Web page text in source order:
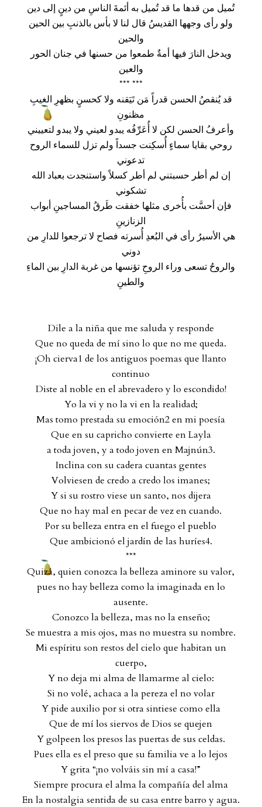
تُميل من قدها ما قد تُميل به أئمةَ الناسِ من دينٍ إلى دين
ولو رأى وجهها القديسُ قال لنا لا بأس بالذنبِ بين الحين
والحين
ويدخل النارَ فيها أمةٌ طمعوا من حسنها في جنان الحور
والعين
*** ***
قد يُنقصُ الحسن قدراً مَن تَيَقنه ولا كحسنٍ بظهرِ الغيبِ
مظنونِ
وأعرفُ الحسن لكن لا أُعَرِّفُه يبدو لعيني ولا يبدو لتعييني
روحي بقايا سماءٍ أُسكِنت جسداً ولم تزل للسماء الروح
تدعوني
إن لم أطر حسبتني لم أطر كسلاً واستنجدت بعباد الله
تشكوني
فإن أحسَّت بأُخرى مثلها خفقت طَرقُ المساجينِ أبواب
الزنازينِ
هي الأسيرُ رأى في البُعدِ أُسرته فصاح لا ترجعوا للدارِ من
دوني
والروحُ تسعى وراء الروحِ تؤنسها من غربة الدارِ بين الماءِ
والطينِ
Dile a la niña que me saluda y responde
Que no queda de mí sino lo que no me queda.
¡Oh cierva1 de los antiguos poemas que llanto
continuo
Diste al noble en el abrevadero y lo escondido!
Yo la vi y no la vi en la realidad;
Mas tomo prestada su emoción2 en mi poesía
Que en su capricho convierte en Layla
a toda joven, y a todo joven en Majnún3.
Inclina con su cadera cuantas gentes
Volviesen de credo a credo los imanes;
Y si su rostro viese un santo, nos dijera
Que no hay mal en pecar de vez en cuando.
Por su belleza entra en el fuego el pueblo
Que ambicionó el jardín de las huríes4.
***
Quizá, quien conozca la belleza aminore su valor,
pues no hay belleza como la imaginada en lo
ausente.
Conozco la belleza, mas no la enseño;
Se muestra a mis ojos, mas no muestra su nombre.
Mi espíritu son restos del cielo que habitan un
cuerpo,
Y no deja mi alma de llamarme al cielo:
Si no volé, achaca a la pereza el no volar
Y pide auxilio por si otra sintiese como ella
Que de mí los siervos de Dios se quejen
Y golpeen los presos las puertas de sus celdas.
Pues ella es el preso que su familia ve a lo lejos
Y grita “¡no volváis sin mí a casa!”
Siempre procura el alma la compañía del alma
En la nostalgia sentida de su casa entre barro y agua.